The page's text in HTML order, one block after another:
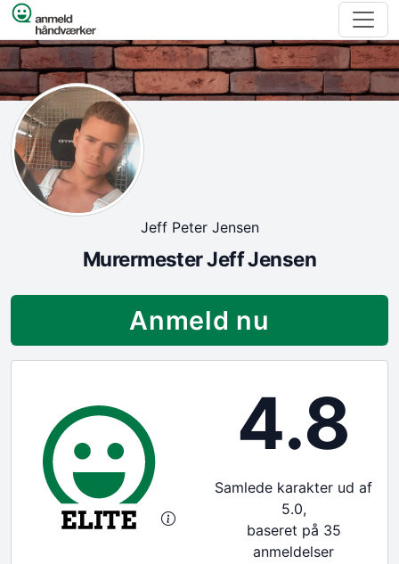
Spring til indhold
Jeff Peter Jensen
Murermester Jeff Jensen
Anmeld nu
4.8
Samlede karakter ud af
5.0,
baseret på 35
anmeldelser